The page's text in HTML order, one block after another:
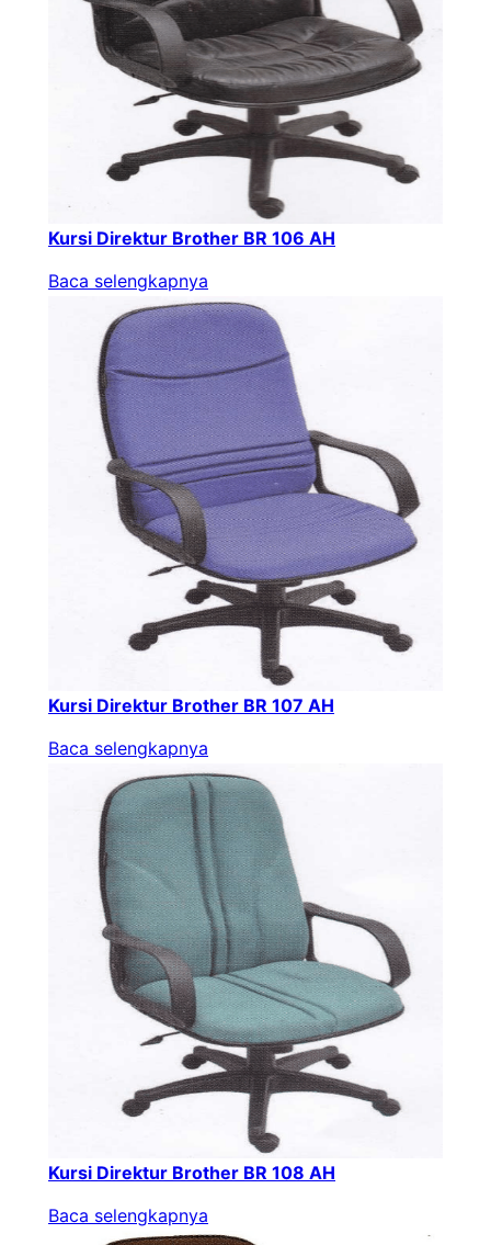
Kursi Direktur Brother BR 106 AH
Baca selengkapnya
Kursi Direktur Brother BR 107 AH
Baca selengkapnya
Kursi Direktur Brother BR 108 AH
Baca selengkapnya